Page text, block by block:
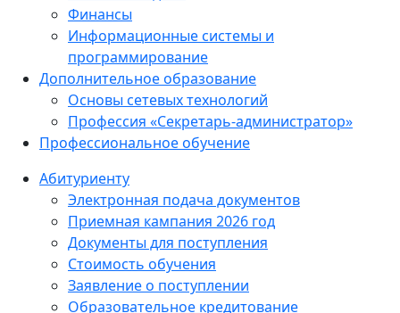
Финансы
Информационные системы и
программирование
Дополнительное образование
Основы сетевых технологий
Профессия «Секретарь-администратор»
Профессиональное обучение
Абитуриенту
Электронная подача документов
Приемная кампания 2026 год
Документы для поступления
Стоимость обучения
Заявление о поступлении
Образовательное кредитование